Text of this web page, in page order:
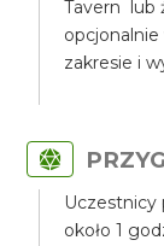
Tavern lub
opcjonalnie
zakresie i
około 1